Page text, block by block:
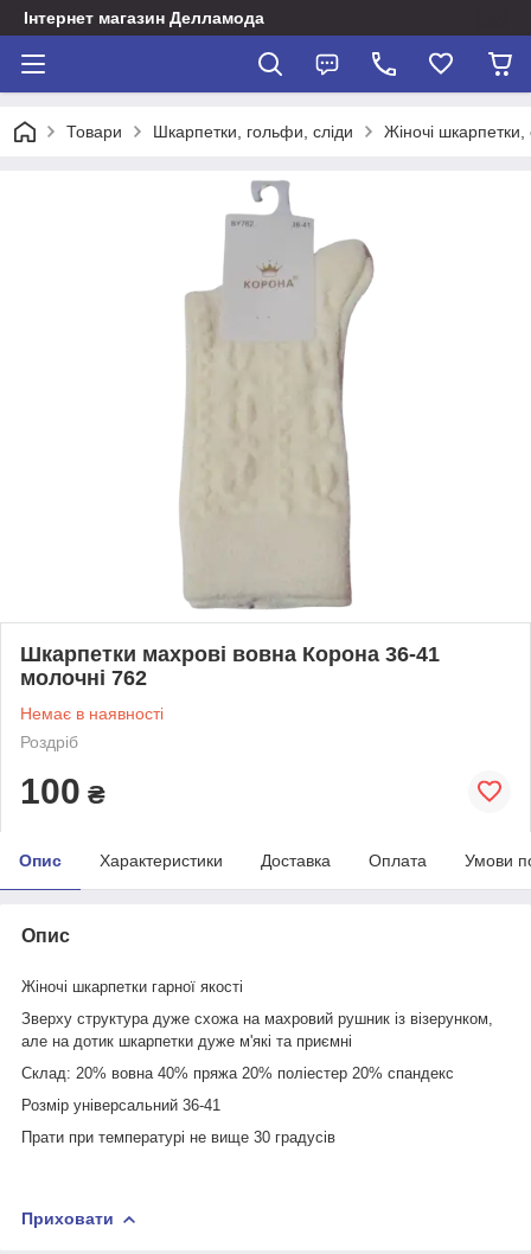
Інтернет магазин Делламода
Товари Шкарпетки, гольфи, сліди Жіночі шкарпетки,
Шкарпетки махрові вовна Корона 36-41
молочні 762
Немає в наявності
Роздріб
100 ₴
Опис Характеристики Доставка Оплата Умови
Опис
Жіночі шкарпетки гарної якості
Зверху структура дуже схожа на махровий рушник із візерунком,
але на дотик шкарпетки дуже м'які та приємні
Склад: 20% вовна 40% пряжа 20% поліестер 20% спандекс
Розмір універсальний 36-41
Прати при температурі не вище 30 градусів
Приховати